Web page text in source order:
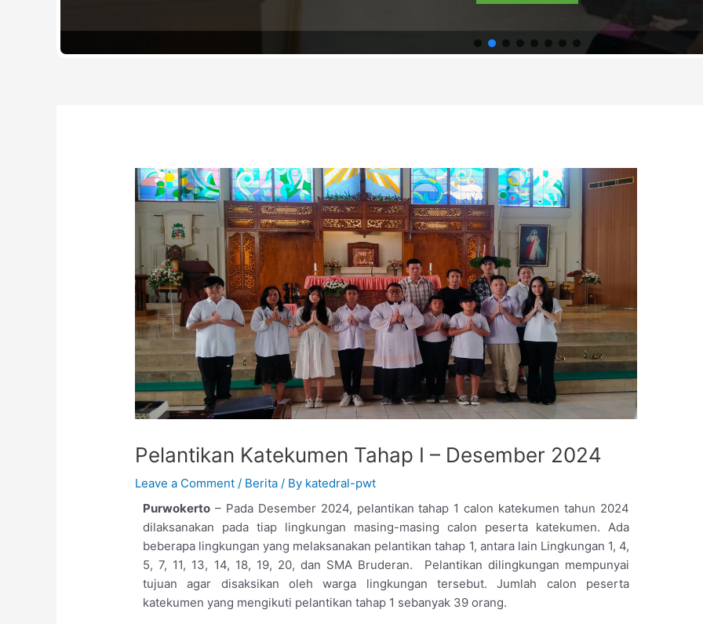
Pelantikan Katekumen Tahap I – Desember 2024
Leave a Comment / Berita / By katedral-pwt
Purwokerto – Pada Desember 2024, pelantikan tahap 1 calon katekumen tahun 2024
dilaksanakan pada tiap lingkungan masing-masing calon peserta katekumen. Ada
beberapa lingkungan yang melaksanakan pelantikan tahap 1, antara lain Lingkungan 1, 4,
5, 7, 11, 13, 14, 18, 19, 20, dan SMA Bruderan. Pelantikan dilingkungan mempunyai
tujuan agar disaksikan oleh warga lingkungan tersebut. Jumlah calon peserta
katekumen yang mengikuti pelantikan tahap 1 sebanyak 39 orang.